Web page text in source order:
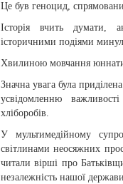
Це був геноцид,
Історія вчить думати,
історичними подіями
Хвилиною мовчання
Значна увага була
усвідомленню
хліборобів.
У мультимедійному
світлинами неосяжних
читали вірші про
незалежність нашої